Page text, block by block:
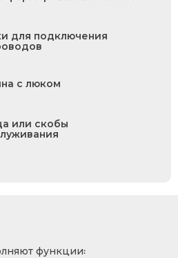
для подключения
функции꞉
с люком
или скобы